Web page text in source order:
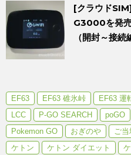
[クラウド
G3000を発売
（開封～接続
EF63 EF63 碓氷峠 EF63 運
LCC
P-GO SEARCH poGO
Pokemon GO
おぎのや ご当
ケトン
ケトン ダイエット